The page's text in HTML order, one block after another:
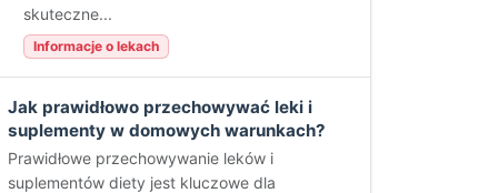
skuteczne...
Informacje o lekach
Jak prawidłowo przechowywać leki i
suplementy w domowych warunkach?
Prawidłowe przechowywanie leków i
suplementów diety jest kluczowe dla